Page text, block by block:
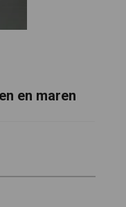
en maren